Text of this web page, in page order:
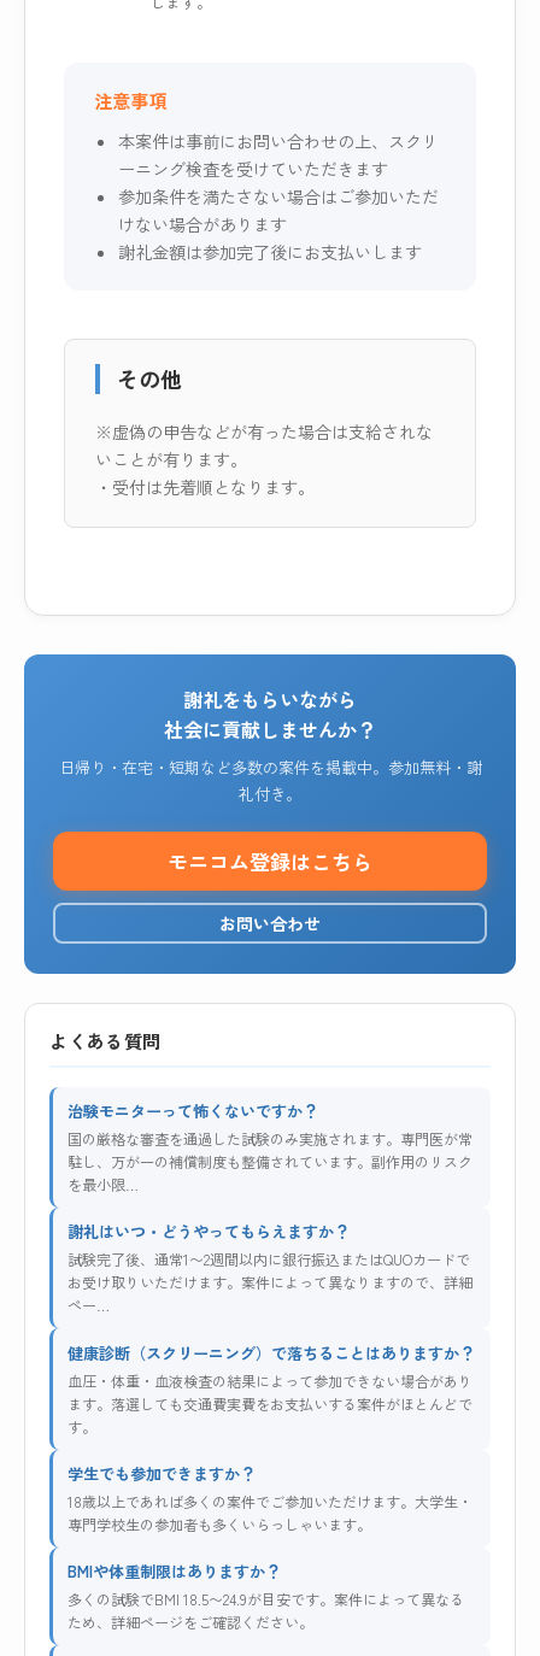
注意事項
本案件は事前にお問い合わせの上、スクリ
ーニング検査を受けていただきます
参加条件を満たさない場合はご参加いただ
けない場合があります
謝礼金額は参加完了後にお支払いします
その他
※虚偽の申告などが有った場合は支給されな
いことが有ります。
・受付は先着順となります。
謝礼をもらいながら
社会に貢献しませんか？
日帰り・在宅・短期など多数の案件を掲載中。参加無料・謝
礼付き。
モニコム登録はこちら
お問い合わせ
よくある質問
治験モニターって怖くないですか？
国の厳格な審査を通過した試験のみ実施されます。専門医が常
駐し、万が一の補償制度も整備されています。副作用のリスク
を最小限…
謝礼はいつ・どうやってもらえますか？
試験完了後、通常1〜2週間以内に銀行振込またはQUOカードで
お受け取りいただけます。案件によって異なりますので、詳細
ペー…
健康診断（スクリーニング）で落ちることはありますか？
血圧・体重・血液検査の結果によって参加できない場合があり
ます。落選しても交通費実費をお支払いする案件がほとんどで
す。
学生でも参加できますか？
18歳以上であれば多くの案件でご参加いただけます。大学生・
専門学校生の参加者も多くいらっしゃいます。
BMIや体重制限はありますか？
多くの試験でBMI 18.5〜24.9が目安です。案件によって異なる
ため、詳細ページをご確認ください。